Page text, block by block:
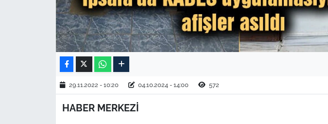
29.11.2022 - 10:20 04.10.2024 - 14:00 572
HABER MERKEZİ
EDİRNE
TEKİRDAĞ
KIRKLARELİ
ÇANAKKALE